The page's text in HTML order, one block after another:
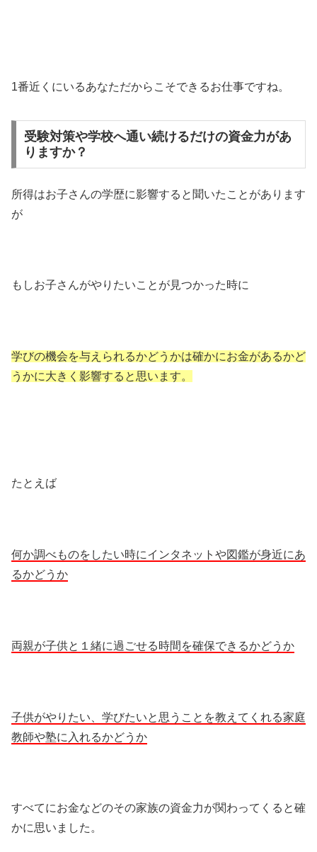
1番近くにいるあなただからこそできるお仕事ですね。
受験対策や学校へ通い続けるだけの資金力があ
りますか？
所得はお子さんの学歴に影響すると聞いたことがあります
が
もしお子さんがやりたいことが見つかった時に
学びの機会を与えられるかどうかは確かにお金があるかど
うかに大きく影響すると思います。
たとえば
何か調べものをしたい時にインタネットや図鑑が身近にあ
るかどうか
両親が子供と１緒に過ごせる時間を確保できるかどうか
子供がやりたい、学びたいと思うことを教えてくれる家庭
教師や塾に入れるかどうか
すべてにお金などのその家族の資金力が関わってくると確
かに思いました。